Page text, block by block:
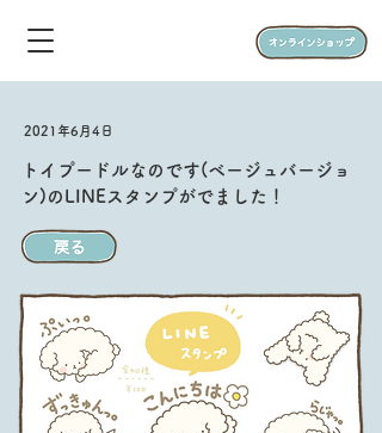
2021年6月4日
トイプードルなのです(ベージュバージョ
ン)のLINEスタンプがでました！